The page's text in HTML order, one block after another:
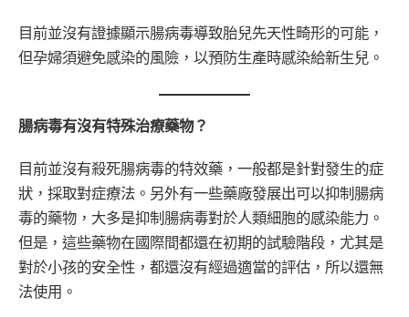
目前並沒有證據顯示腸病毒導致胎兒先天性畸形的可能，
但孕婦須避免感染的風險，以預防生產時感染給新生兒。
腸病毒有沒有特殊治療藥物？
目前並沒有殺死腸病毒的特效藥，一般都是針對發生的症
狀，採取對症療法。另外有一些藥廠發展出可以抑制腸病
毒的藥物，大多是抑制腸病毒對於人類細胞的感染能力。
但是，這些藥物在國際間都還在初期的試驗階段，尤其是
對於小孩的安全性，都還沒有經過適當的評估，所以還無
法使用。